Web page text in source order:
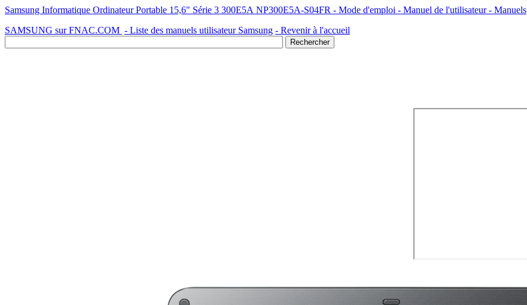
Samsung Informatique Ordinateur Portable 15,6" Série 3 300E5A NP300E5A-S04FR - Mode d'emploi - Manuel de l'utilisateur - Manuels
SAMSUNG sur FNAC.COM - Liste des manuels utilisateur Samsung - Revenir à l'accueil